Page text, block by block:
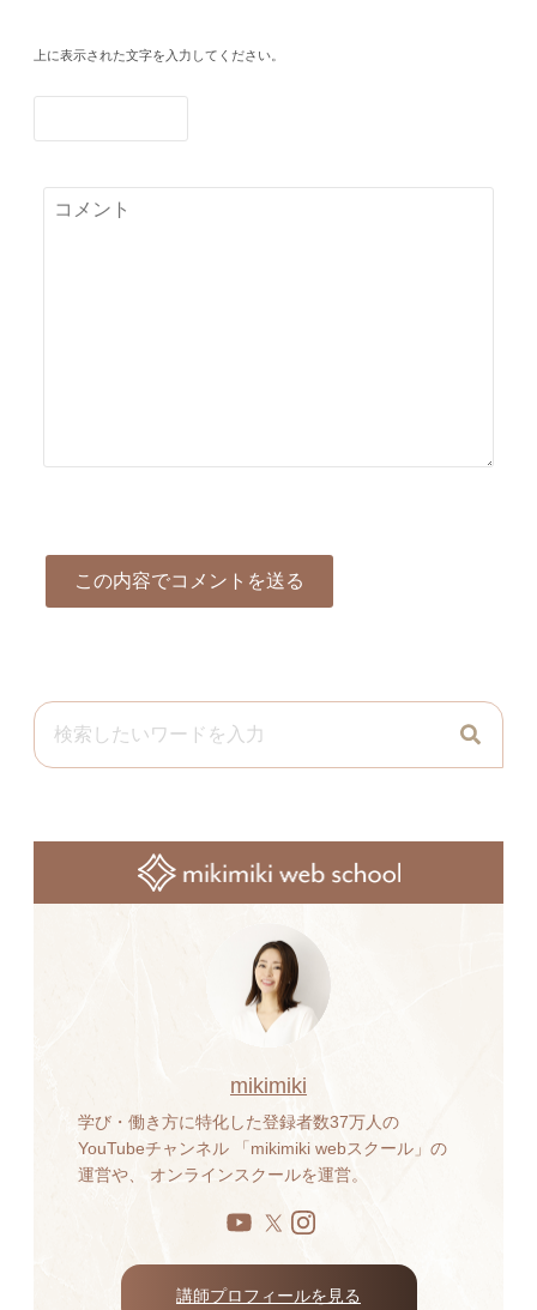
上に表示された文字を入力してください。
mikimiki
学び・働き方に特化した登録者数37万人の
YouTubeチャンネル 「mikimiki webスクール」の
運営や、 オンラインスクールを運営。
講師プロフィールを見る